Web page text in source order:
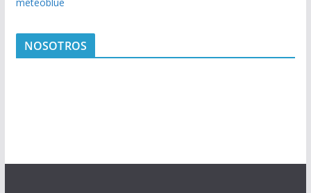
NOSOTROS